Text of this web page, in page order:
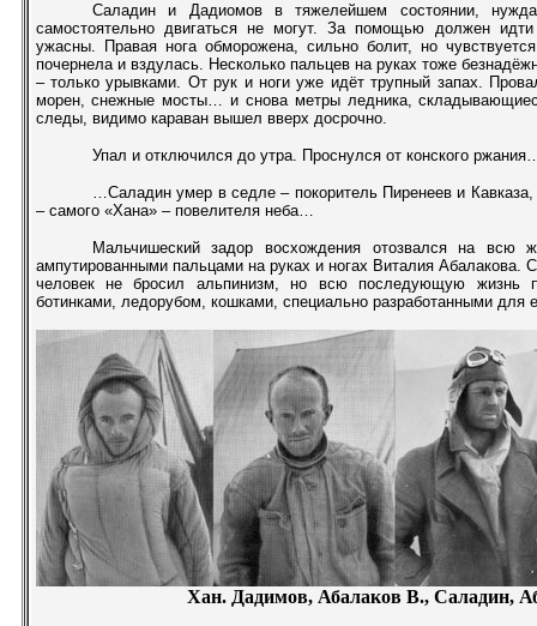
Саладин и Дадиомов в тяжелейшем состоянии,
самостоятельно двигаться не могут. За помощью должен
ужасны. Правая нога обморожена, сильно болит, но
почернела и вздулась. Несколько пальцев на руках тоже
– только урывками. От рук и ноги уже идёт трупный запах.
морен, снежные мосты… и снова метры ледника,
следы, видимо караван вышел вверх досрочно.
Упал и отключился до утра. Проснулся от конского
…Саладин умер в седле – покоритель Пиренеев и
– самого «Хана» – повелителя неба…
Мальчишеский задор восхождения отозвался на всю
ампутированными пальцами на руках и ногах Виталия Абалакова.
человек не бросил альпинизм, но всю последующую жизнь
ботинками, ледорубом, кошками, специально разработанными для
Хан. Дадимов, Абалаков В., Саладин,